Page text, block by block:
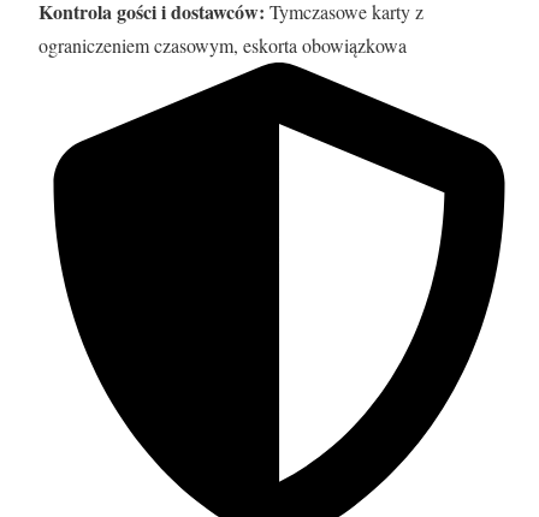
Kontrola gości i dostawców: Tymczasowe karty z
ograniczeniem czasowym, eskorta obowiązkowa